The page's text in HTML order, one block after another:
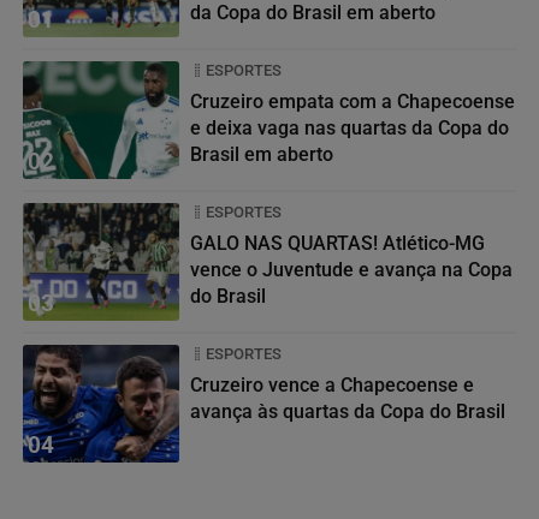
01
da Copa do Brasil em aberto
02
ESPORTES
Cruzeiro empata com a Chapecoense
e deixa vaga nas quartas da Copa do
Brasil em aberto
03
ESPORTES
GALO NAS QUARTAS! Atlético-MG
vence o Juventude e avança na Copa
do Brasil
04
ESPORTES
Cruzeiro vence a Chapecoense e
avança às quartas da Copa do Brasil